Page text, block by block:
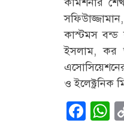
কাস্টমস
ইসলাম, কর
ও ইলেক্ট্রনিক